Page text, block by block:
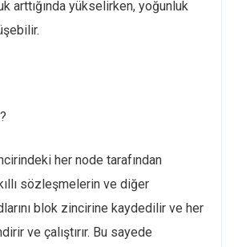
arttığında yükselirken, yoğunluk
her node tarafından
sözleşmelerin ve diğer
blok zincirine kaydedilir ve her
ve çalıştırır. Bu sayede